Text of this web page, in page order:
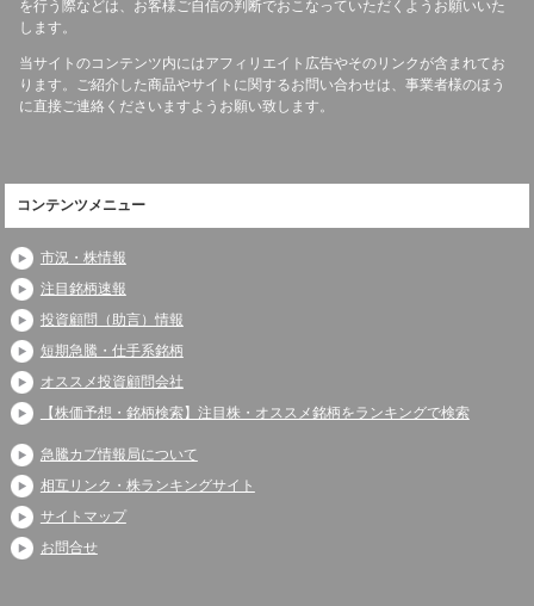
を行う際などは、お客様ご自信の判断でおこなっていただくようお願いいた
します。
当サイトのコンテンツ内にはアフィリエイト広告やそのリンクが含まれてお
ります。ご紹介した商品やサイトに関するお問い合わせは、事業者様のほう
に直接ご連絡くださいますようお願い致します。
コンテンツメニュー
市況・株情報
注目銘柄速報
投資顧問（助言）情報
短期急騰・仕手系銘柄
オススメ投資顧問会社
【株価予想・銘柄検索】注目株・オススメ銘柄をランキングで検索
急騰カブ情報局について
相互リンク・株ランキングサイト
サイトマップ
お問合せ